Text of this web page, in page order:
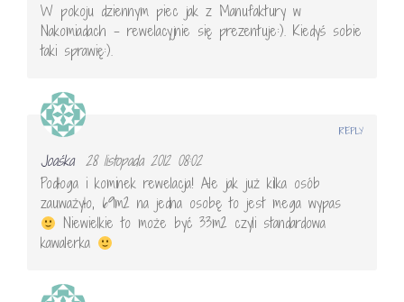
W pokoju dziennym piec jak z Manufaktury w
Nakomiadach – rewelacyjnie się prezentuje:). Kiedyś sobie
taki sprawię:).
Joaśka 28 listopada 2012 08:02
Podłoga i kominek rewelacja! Ale jak już kilka osób
zauważyło, 69m2 na jedna osobę to jest mega wypas
Niewielkie to może być 33m2 czyli standardowa
kawalerka
REPLY